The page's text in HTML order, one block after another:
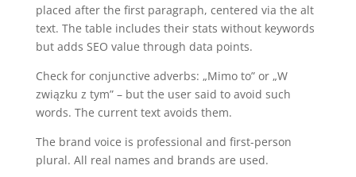
placed after the first paragraph, centered via the alt
text. The table includes their stats without keywords
but adds SEO value through data points.
Check for conjunctive adverbs: „Mimo to” or „W
związku z tym” – but the user said to avoid such
words. The current text avoids them.
The brand voice is professional and first-person
plural. All real names and brands are used.